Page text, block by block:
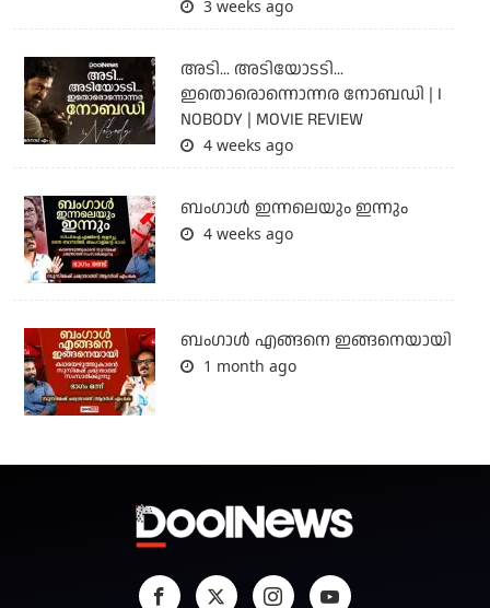
3 weeks ago
അടി... അടിയോടടി...
ഇതൊരൊന്നൊന്നര നോബഡി | I
NOBODY | MOVIE REVIEW
4 weeks ago
ബംഗാള്‍ ഇന്നലെയും ഇന്നും
4 weeks ago
ബം​ഗാൾ എങ്ങനെ ഇങ്ങനെയായി
1 month ago